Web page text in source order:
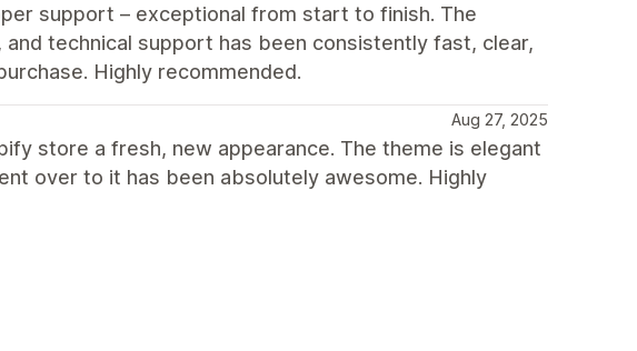
support – exceptional from start to finish. The
technical support has been consistently fast, clear,
Highly recommended.
Aug 27, 2025
store a fresh, new appearance. The theme is elegant
over to it has been absolutely awesome. Highly